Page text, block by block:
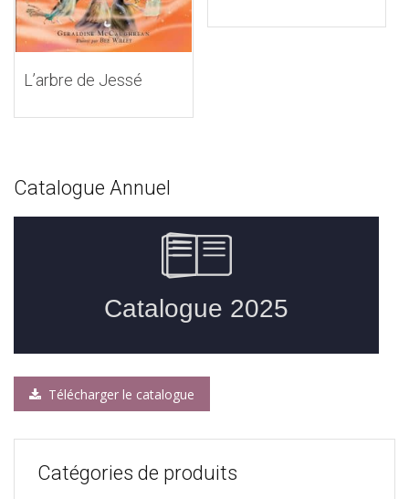
L’arbre de Jessé
Catalogue Annuel
Télécharger le catalogue
Catégories de produits